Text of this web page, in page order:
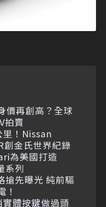
價再創高？全球
拍賣
！Nissan
創金氏世界紀錄
為美國打造
系列
先曝光 純前驅
！
實體按鍵做過頭